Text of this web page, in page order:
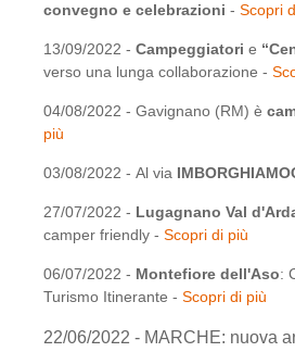
convegno e celebrazioni - Scopri
13/09/2022 - Campeggiatori e
verso una lunga collaborazione -
04/08/2022 - Gavignano (RM) è
più
03/08/2022 - Al via
27/07/2022 - Lugagnano Val
camper friendly - Scopri di più
06/07/2022 - Montefiore dell'Aso:
Turismo Itinerante - Scopri di più
22/06/2022 - MARCHE: nuova